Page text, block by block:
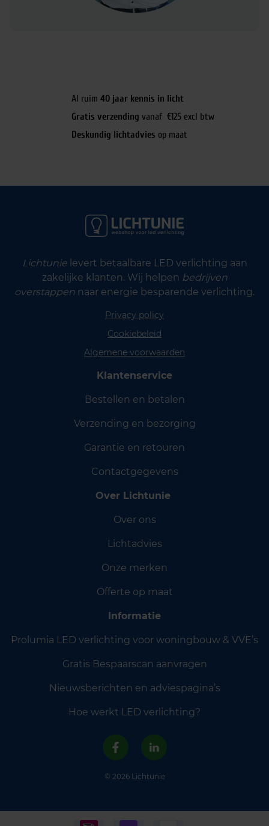
Al ruim 40 jaar kennis in licht
Gratis verzending vanaf €125 excl btw
Deskundig lichtadvies op maat
Lichtunielevert betaalbare LED verlichting aan
zakelijke klanten. Wij helpen bedrijven
overstappen naar energie besparende verlichting.
Privacy policy
Cookiebeleid
Algemene voorwaarden
Klantenservice
Bestellen en betalen
Verzending en bezorging
Garantie en retouren
Contactgegevens
Over Lichtunie
Over ons
Lichtadvies
Onze merken
Offerte op maat
Informatie
Prolumia LED verlichting voor woningbouw & VVE’s
Gratis Bespaarscan aanvragen
Nieuwsberichten en adviespagina’s
Hoe werkt LED verlichting?
© 2026 Lichtunie